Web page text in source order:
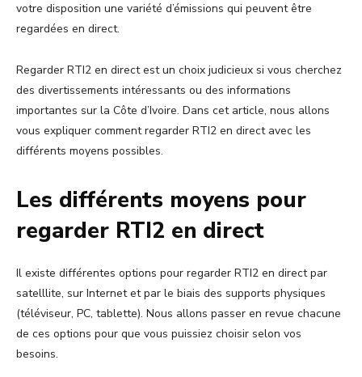
votre disposition une variété d’émissions qui peuvent être
regardées en direct.
Regarder RTI2 en direct est un choix judicieux si vous cherchez
des divertissements intéressants ou des informations
importantes sur la Côte d’Ivoire. Dans cet article, nous allons
vous expliquer comment regarder RTI2 en direct avec les
différents moyens possibles.
Les différents moyens pour
regarder RTI2 en direct
Il existe différentes options pour regarder RTI2 en direct par
satelllite, sur Internet et par le biais des supports physiques
(téléviseur, PC, tablette). Nous allons passer en revue chacune
de ces options pour que vous puissiez choisir selon vos
besoins.